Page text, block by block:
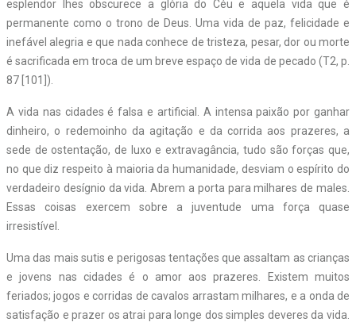
esplendor lhes obscurece a glória do Céu e aquela vida que é
permanente como o trono de Deus. Uma vida de paz, felicidade e
inefável alegria e que nada conhece de tristeza, pesar, dor ou morte
é sacrificada em troca de um breve espaço de vida de pecado (T2, p.
87 [101]).
A vida nas cidades é falsa e artificial. A intensa paixão por ganhar
dinheiro, o redemoinho da agitação e da corrida aos prazeres, a
sede de ostentação, de luxo e extravagância, tudo são forças que,
no que diz respeito à maioria da humanidade, desviam o espírito do
verdadeiro desígnio da vida. Abrem a porta para milhares de males.
Essas coisas exercem sobre a juventude uma força quase
irresistível.
Uma das mais sutis e perigosas tentações que assaltam as crianças
e jovens nas cidades é o amor aos prazeres. Existem muitos
feriados; jogos e corridas de cavalos arrastam milhares, e a onda de
satisfação e prazer os atrai para longe dos simples deveres da vida.